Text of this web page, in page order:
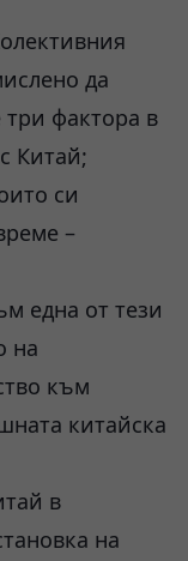
да
три фактора в
Китай;
си
–
една от тези
на
към
китайска
в
на